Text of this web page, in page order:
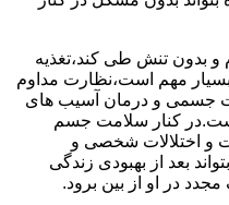
و بدون تنش طی کند،تغذیه
مهم است،نظارت مداوم
جسمی و درمان آسیب های
کنار سلامت جسم
و اختلالات شخصی و
بعد از بهبودی زندگی
در او از بین برود.